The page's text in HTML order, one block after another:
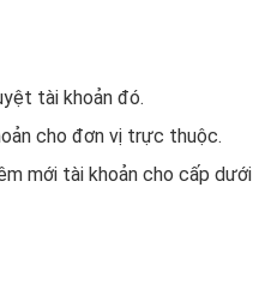
tài khoản đó.
cho đơn vị trực thuộc.
mới tài khoản cho cấp dưới